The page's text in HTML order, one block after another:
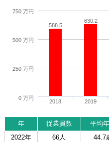
588.5
630.2
2018 2019
0 万円
250 万円
500 万円
750 万円
年 従業員数 平均
2022年
66人 44.7